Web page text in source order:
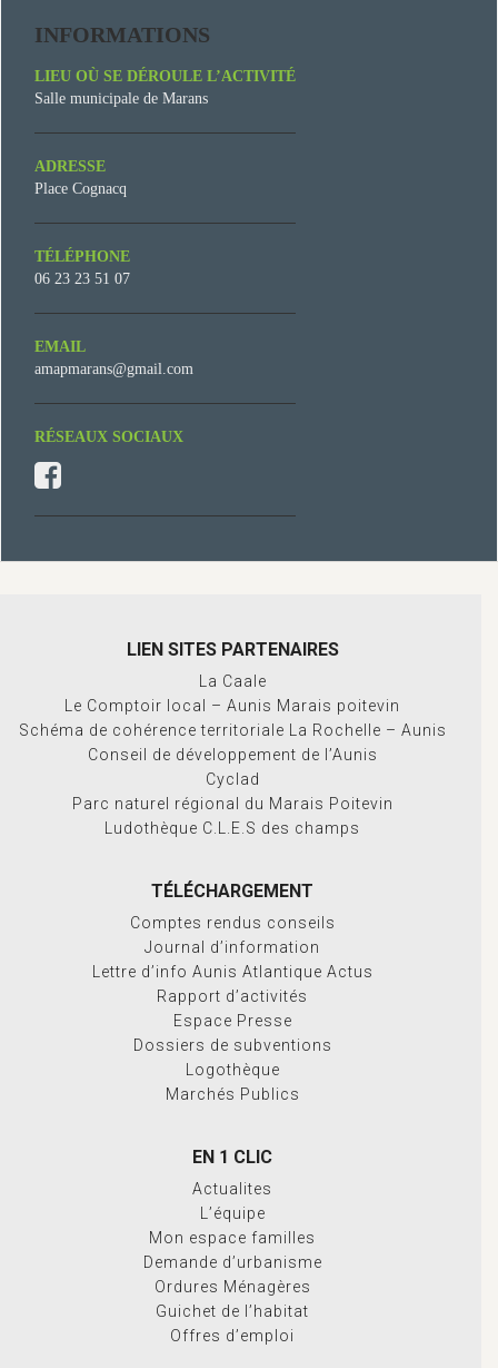
INFORMATIONS
LIEU OÙ SE DÉROULE L’ACTIVITÉ
Salle municipale de Marans
ADRESSE
Place Cognacq
TÉLÉPHONE
06 23 23 51 07
EMAIL
amapmarans@gmail.com
RÉSEAUX SOCIAUX
LIEN SITES PARTENAIRES
La Caale
Le Comptoir local – Aunis Marais poitevin
Schéma de cohérence territoriale La Rochelle – Aunis
Conseil de développement de l’Aunis
Cyclad
Parc naturel régional du Marais Poitevin
Ludothèque C.L.E.S des champs
TÉLÉCHARGEMENT
Comptes rendus conseils
Journal d’information
Lettre d’info Aunis Atlantique Actus
Rapport d’activités
Espace Presse
Dossiers de subventions
Logothèque
Marchés Publics
EN 1 CLIC
Actualites
L’équipe
Mon espace familles
Demande d’urbanisme
Ordures Ménagères
Guichet de l’habitat
Offres d’emploi